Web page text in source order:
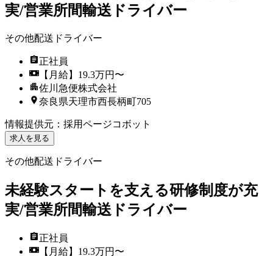
実/営業所間輸送ドライバー
その他配送ドライバー
正社員
【月給】19.3万円〜
佐川急便株式会社
奈良県天理市西長柄町705
情報提供元 ： 採用ページコボット
求人を見る
その他配送ドライバー
未経験スタートを支える研修制度が充
実/営業所間輸送ドライバー
正社員
【月給】19.3万円〜